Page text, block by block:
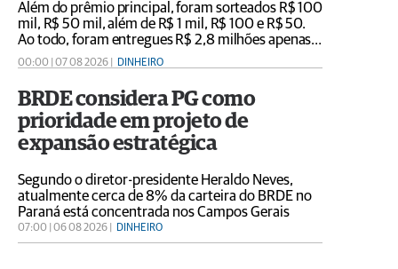
Além do prêmio principal, foram sorteados R$ 100
mil, R$ 50 mil, além de R$ 1 mil, R$ 100 e R$ 50.
Ao todo, foram entregues R$ 2,8 milhões apenas
para mais de 23 mil consumidores que
informaram o CPF em suas notas fiscais
00:00 | 07 08 2026 | DINHEIRO
BRDE considera PG como
prioridade em projeto de
expansão estratégica
Segundo o diretor-presidente Heraldo Neves,
atualmente cerca de 8% da carteira do BRDE no
Paraná está concentrada nos Campos Gerais
07:00 | 06 08 2026 | DINHEIRO